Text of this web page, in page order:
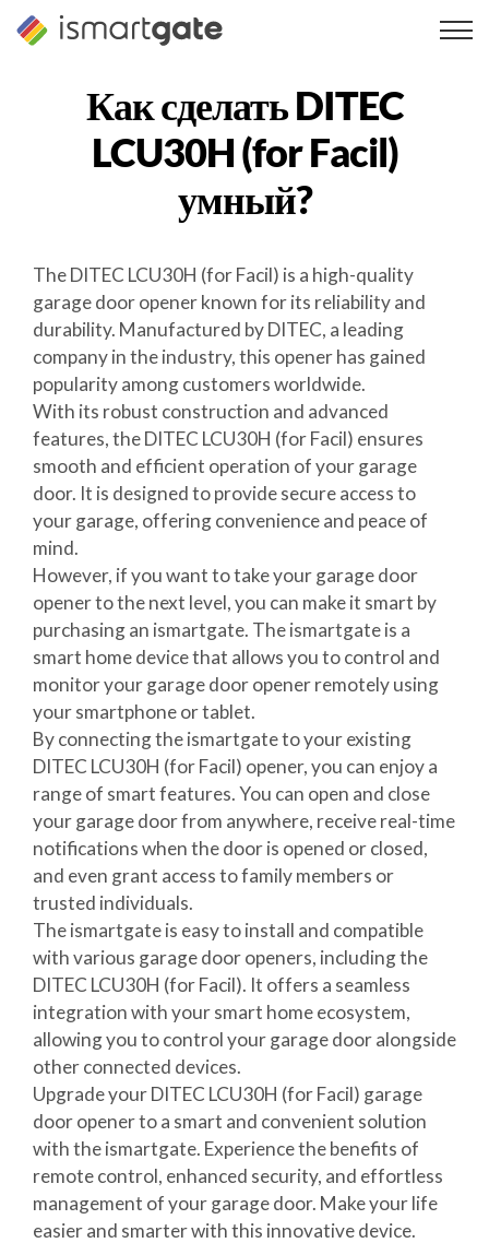
Перейти
Как сделатьDITEC
LCU30H (for Facil)
умный?
The DITEC LCU30H (for Facil) is a high-quality
garage door opener known for its reliability and
durability. Manufactured by DITEC, a leading
company in the industry, this opener has gained
popularity among customers worldwide.
With its robust construction and advanced
features, the DITEC LCU30H (for Facil) ensures
smooth and efficient operation of your garage
door. It is designed to provide secure access to
your garage, offering convenience and peace of
mind.
However, if you want to take your garage door
opener to the next level, you can make it smart by
purchasing an ismartgate. The ismartgate is a
smart home device that allows you to control and
monitor your garage door opener remotely using
your smartphone or tablet.
By connecting the ismartgate to your existing
DITEC LCU30H (for Facil) opener, you can enjoy a
range of smart features. You can open and close
your garage door from anywhere, receive real-time
notifications when the door is opened or closed,
and even grant access to family members or
trusted individuals.
The ismartgate is easy to install and compatible
with various garage door openers, including the
DITEC LCU30H (for Facil). It offers a seamless
integration with your smart home ecosystem,
allowing you to control your garage door alongside
other connected devices.
Upgrade your DITEC LCU30H (for Facil) garage
door opener to a smart and convenient solution
with the ismartgate. Experience the benefits of
remote control, enhanced security, and effortless
management of your garage door. Make your life
easier and smarter with this innovative device.